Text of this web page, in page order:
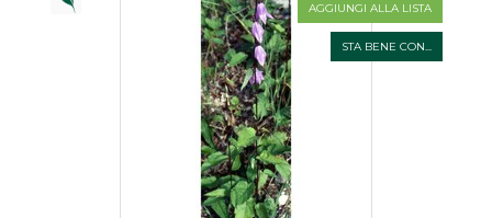
AGGIUNGI ALLA LISTA
STA BENE CON...